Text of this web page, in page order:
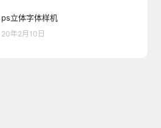
ps立体字体样机
20年2月10日